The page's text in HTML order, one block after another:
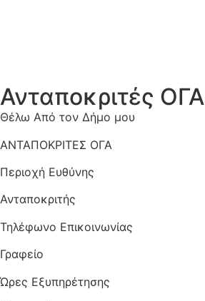
Ανταποκριτές ΟΓΑ
Θέλω Από τον Δήμο μου
ΑΝΤΑΠΟΚΡΙΤΕΣ ΟΓΑ
Περιοχή Ευθύνης
Ανταποκριτής
Τηλέφωνο Επικοινωνίας
Γραφείο
Ώρες Εξυπηρέτησης